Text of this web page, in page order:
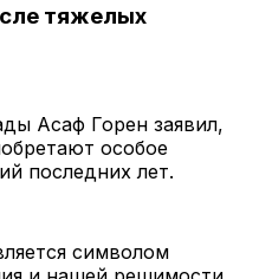
тяжелых
Асаф Горен заявил,
особое
последних лет.
символом